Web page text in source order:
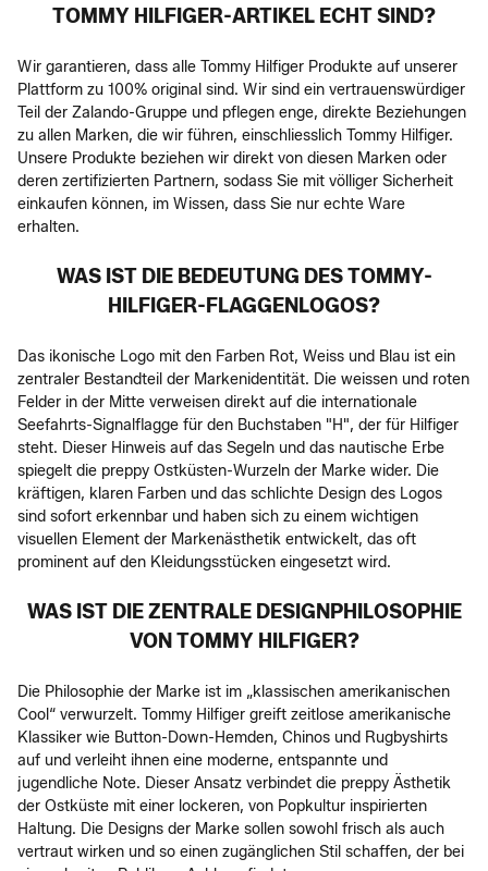
TOMMY HILFIGER-ARTIKEL ECHT SIND?
Wir garantieren, dass alle Tommy Hilfiger Produkte auf unserer
Plattform zu 100% original sind. Wir sind ein vertrauenswürdiger
Teil der Zalando-Gruppe und pflegen enge, direkte Beziehungen
zu allen Marken, die wir führen, einschliesslich Tommy Hilfiger.
Unsere Produkte beziehen wir direkt von diesen Marken oder
deren zertifizierten Partnern, sodass Sie mit völliger Sicherheit
einkaufen können, im Wissen, dass Sie nur echte Ware
erhalten.
WAS IST DIE BEDEUTUNG DES TOMMY-
HILFIGER-FLAGGENLOGOS?
Das ikonische Logo mit den Farben Rot, Weiss und Blau ist ein
zentraler Bestandteil der Markenidentität. Die weissen und roten
Felder in der Mitte verweisen direkt auf die internationale
Seefahrts-Signalflagge für den Buchstaben "H", der für Hilfiger
steht. Dieser Hinweis auf das Segeln und das nautische Erbe
spiegelt die preppy Ostküsten-Wurzeln der Marke wider. Die
kräftigen, klaren Farben und das schlichte Design des Logos
sind sofort erkennbar und haben sich zu einem wichtigen
visuellen Element der Markenästhetik entwickelt, das oft
prominent auf den Kleidungsstücken eingesetzt wird.
WAS IST DIE ZENTRALE DESIGNPHILOSOPHIE
VON TOMMY HILFIGER?
Die Philosophie der Marke ist im „klassischen amerikanischen
Cool“ verwurzelt. Tommy Hilfiger greift zeitlose amerikanische
Klassiker wie Button-Down-Hemden, Chinos und Rugbyshirts
auf und verleiht ihnen eine moderne, entspannte und
jugendliche Note. Dieser Ansatz verbindet die preppy Ästhetik
der Ostküste mit einer lockeren, von Popkultur inspirierten
Haltung. Die Designs der Marke sollen sowohl frisch als auch
vertraut wirken und so einen zugänglichen Stil schaffen, der bei